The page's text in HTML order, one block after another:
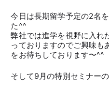
今日は長期留学予定の2名
た^^
弊社では進学を視野に入れ
っておりますのでご興味も
をお待ちしております〜^^
そして9月の特別セミナー